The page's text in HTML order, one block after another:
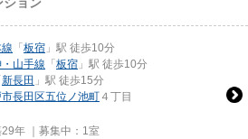
「 板宿 」駅 徒歩10分
山手線 「 板宿 」駅 徒歩10分
新長田 」駅 徒歩15分
長田区五位ノ池町 ４丁目
年 ｜募集中： 1室